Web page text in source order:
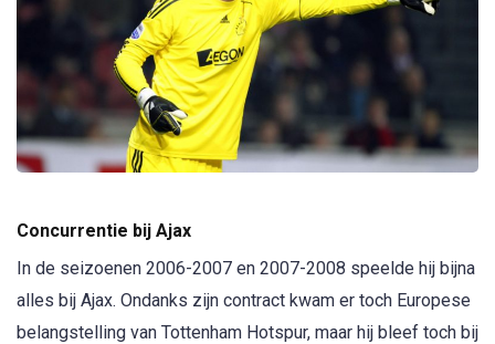
Concurrentie bij Ajax
In de seizoenen 2006-2007 en 2007-2008 speelde hij bijna
alles bij Ajax. Ondanks zijn contract kwam er toch Europese
belangstelling van Tottenham Hotspur, maar hij bleef toch bij